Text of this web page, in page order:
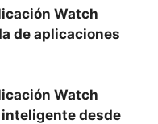
Watch
de aplicaciones
Watch
desde